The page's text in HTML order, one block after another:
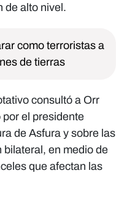
de alto nivel.
como terroristas a
de tierras
consultó a Orr
el presidente
de Asfura y sobre las
en medio de
que afectan las